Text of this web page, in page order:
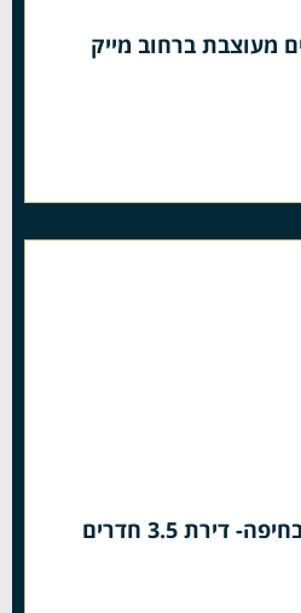
– 4 חדרים מעוצבת ברחוב מייק
נמכר!! דירות למכירה בחיפה- דירת 3.5 חדרים